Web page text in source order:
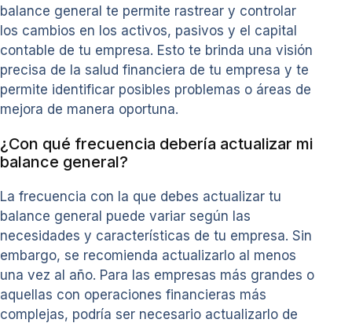
balance general te permite rastrear y controlar
los cambios en los activos, pasivos y el capital
contable de tu empresa. Esto te brinda una visión
precisa de la salud financiera de tu empresa y te
permite identificar posibles problemas o áreas de
mejora de manera oportuna.
¿Con qué frecuencia debería actualizar mi
balance general?
La frecuencia con la que debes actualizar tu
balance general puede variar según las
necesidades y características de tu empresa. Sin
embargo, se recomienda actualizarlo al menos
una vez al año. Para las empresas más grandes o
aquellas con operaciones financieras más
complejas, podría ser necesario actualizarlo de